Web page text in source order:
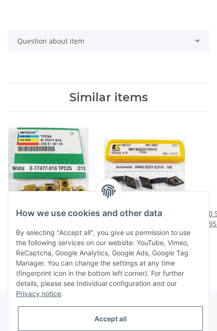
Question about item
Similar items
10 St. E-17477-010
Wendeplatte Inserts
NOS neu unbenutzt /212
29,80 €*
5 St. DMNG 332FF KCP10
Wendeplatte Inserts
NOS mit Mwst. /165
23,76 €*
How we use cookies and other data
By selecting "Accept all", you give us permission to use
the following services on our website: YouTube, Vimeo,
ReCaptcha, Google Analytics, Google Ads, Google Tag
Manager. You can change the settings at any time
(fingerprint icon in the bottom left corner). For further
details, please see Individual configuration and our
Privacy notice.
Accept all